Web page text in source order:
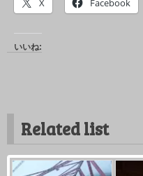
X Facebook
いいね:
Related list